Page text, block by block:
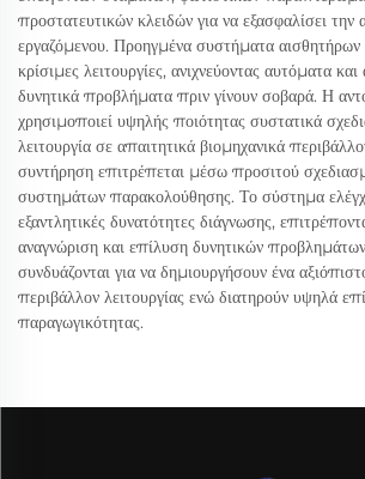
προστατευτικών κλειδών για να εξασφαλίσει την
εργαζόμενου. Προηγμένα συστήματα αισθητήρων
κρίσιμες λειτουργίες, ανιχνεύοντας αυτόματα
δυνητικά προβλήματα πριν γίνουν σοβαρά. Η
χρησιμοποιεί υψηλής ποιότητας συστατικά
λειτουργία σε απαιτητικά βιομηχανικά
συντήρηση επιτρέπεται μέσω προσιτού
συστημάτων παρακολούθησης. Το σύστημα
εξαντλητικές δυνατότητες διάγνωσης,
αναγνώριση και επίλυση δυνητικών
συνδυάζονται για να δημιουργήσουν ένα
περιβάλλον λειτουργίας ενώ διατηρούν υψηλά
παραγωγικότητας.